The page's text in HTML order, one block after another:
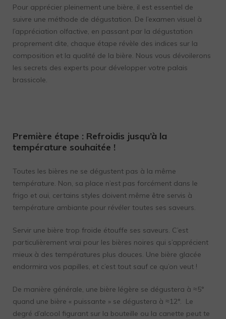
Pour apprécier pleinement une bière, il est essentiel de
suivre une méthode de dégustation. De l’examen visuel à
l’appréciation olfactive, en passant par la dégustation
proprement dite, chaque étape révèle des indices sur la
composition et la qualité de la bière. Nous vous dévoilerons
les secrets des experts pour développer votre palais
brassicole.
Première étape : Refroidis jusqu’à la
température souhaitée !
Toutes les bières ne se dégustent pas à la même
température. Non, sa place n’est pas forcément dans le
frigo et oui, certains styles doivent même être servis à
température ambiante pour révéler toutes ses saveurs.
Servir une bière trop froide étouffe ses saveurs. C’est
particulièrement vrai pour les bières noires qui s’apprécient
mieux à des températures plus douces. Une bière glacée
endormira vos papilles, et c’est tout sauf ce qu’on veut !
De manière générale, une bière légère se dégustera à ≈5°
quand une bière « puissante » se dégustera à ≈12°. Le
degré d’alcool figurant sur la bouteille ou la canette peut te